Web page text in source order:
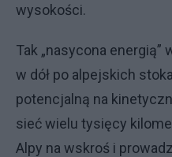
wysokości.
Tak „nasycona
w dół po alpejskich
potencjalną na
sieć wielu tysięcy
Alpy na wskroś i